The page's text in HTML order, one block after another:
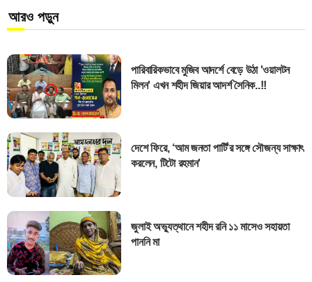
আরও পড়ুন
পারিবারিকভাবে মুজিব আদর্শে বেড়ে উঠা 'ওয়ালটন
মিলন' এখন শহীদ জিয়ার আদর্শ সৈনিক..!!
দেশে ফিরে, ‘আম জনতা পার্টি’র সঙ্গে সৌজন্য সাক্ষাৎ
করলেন, টিটো রহমান'
জুলাই অভ্যুত্থানে শহীদ রনি ১১ মাসেও সহায়তা
পাননি মা